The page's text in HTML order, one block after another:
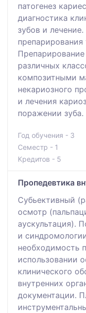
патогенез
диагностика
зубов и
препарирования
различных
композитными
некариозного
и лечения
поражении зуба.
Год обучения - 3
Семестр - 1
Кредитов - 5
Пропедевтика
Субьективный
осмотр
аускультация).
и
необходимость
использовании
клинического
внутренних
документации.